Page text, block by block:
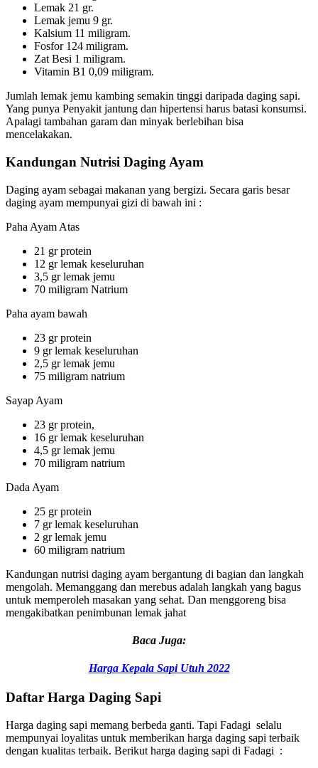
Lemak 21 gr.
Lemak jemu 9 gr.
Kalsium 11 miligram.
Fosfor 124 miligram.
Zat Besi 1 miligram.
Vitamin B1 0,09 miligram.
Jumlah lemak jemu kambing semakin tinggi daripada daging sapi.
Yang punya Penyakit jantung dan hipertensi harus batasi konsumsi.
Apalagi tambahan garam dan minyak berlebihan bisa
mencelakakan.
Kandungan Nutrisi Daging Ayam
Daging ayam sebagai makanan yang bergizi. Secara garis besar
daging ayam mempunyai gizi di bawah ini :
Paha Ayam Atas
21 gr protein
12 gr lemak keseluruhan
3,5 gr lemak jemu
70 miligram Natrium
Paha ayam bawah
23 gr protein
9 gr lemak keseluruhan
2,5 gr lemak jemu
75 miligram natrium
Sayap Ayam
23 gr protein,
16 gr lemak keseluruhan
4,5 gr lemak jemu
70 miligram natrium
Dada Ayam
25 gr protein
7 gr lemak keseluruhan
2 gr lemak jemu
60 miligram natrium
Kandungan nutrisi daging ayam bergantung di bagian dan langkah
mengolah. Memanggang dan merebus adalah langkah yang bagus
untuk memperoleh masakan yang sehat. Dan menggoreng bisa
mengakibatkan penimbunan lemak jahat
Baca Juga:
Harga Kepala Sapi Utuh 2022
Daftar Harga Daging Sapi
Harga daging sapi memang berbeda ganti. Tapi Fadagi selalu
mempunyai loyalitas untuk memberikan harga daging sapi terbaik
dengan kualitas terbaik. Berikut harga daging sapi di Fadagi :